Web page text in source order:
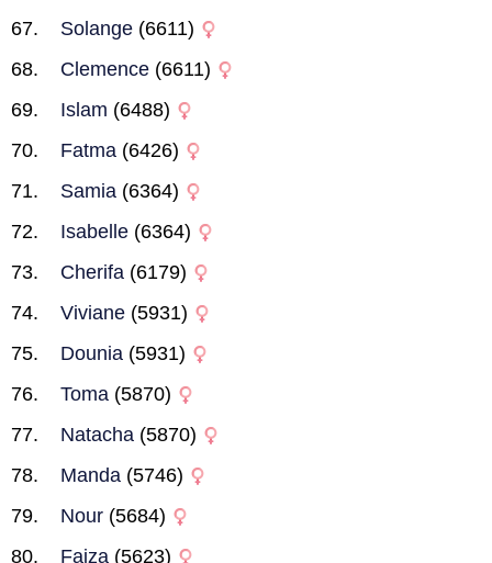
Solange (6611)
Clemence (6611)
Islam (6488)
Fatma (6426)
Samia (6364)
Isabelle (6364)
Cherifa (6179)
Viviane (5931)
Dounia (5931)
Toma (5870)
Natacha (5870)
Manda (5746)
Nour (5684)
Faiza (5623)